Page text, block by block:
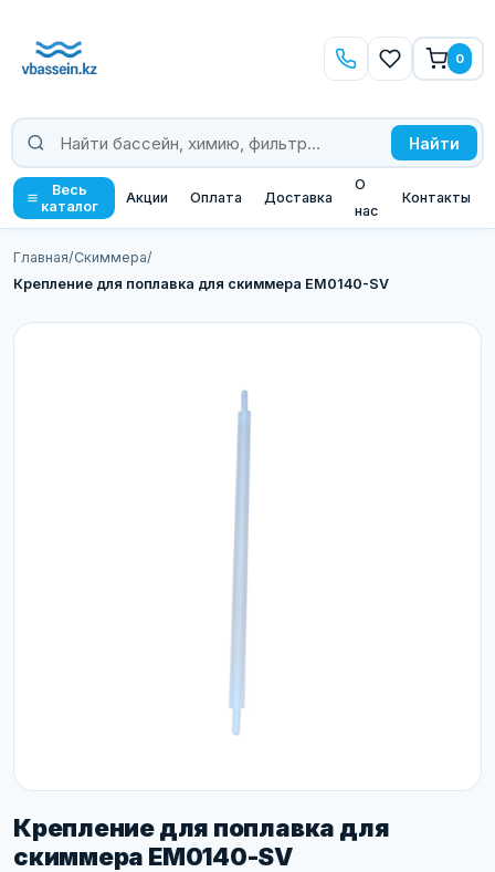
Найти
0
Весь
каталог
Акции Оплата Доставка
О
нас
Контакты
Главная/Скиммера/
Крепление для поплавка для скиммера EM0140-SV
Крепление для поплавка для
скиммера EM0140-SV